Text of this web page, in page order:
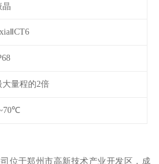
晶
大量程的2倍
位于郑州市高新技术产业开发区，成